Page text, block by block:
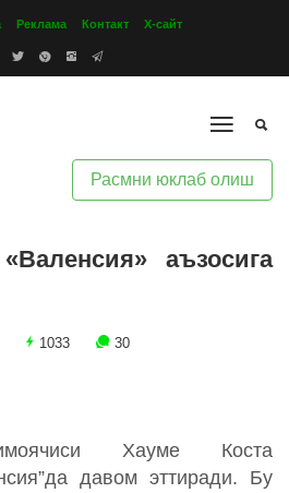
Реклама Контакт Х-сайт
Расмни юклаб олиш
аъзосига
1033 30
Хауме Коста
давом эттиради. Бу